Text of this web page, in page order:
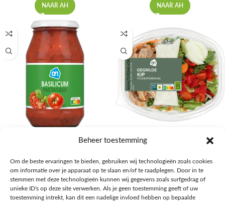
Beheer toestemming
Om de beste ervaringen te bieden, gebruiken wij technologieën zoals cookies
om informatie over je apparaat op te slaan en/of te raadplegen. Door in te
stemmen met deze technologieën kunnen wij gegevens zoals surfgedrag of
unieke ID's op deze site verwerken. Als je geen toestemming geeft of uw
toestemming intrekt, kan dit een nadelige invloed hebben op bepaalde
NAAR AH NAAR AH
€1,59
NAAR AH
Salades,Pizza, Maaltijden
€3,39
NAAR AH